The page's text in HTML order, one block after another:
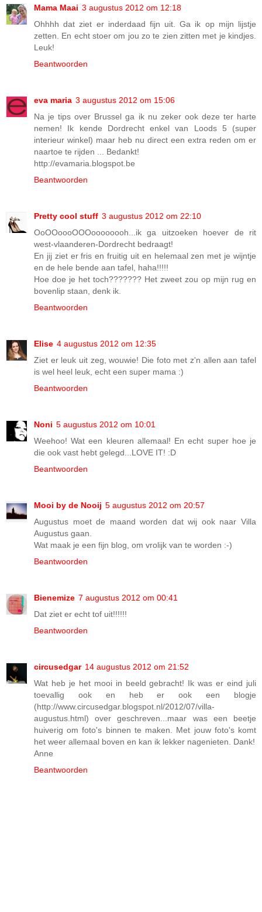
Mama Maai 3 augustus 2012 om 12:18
Ohhhh dat ziet er inderdaad fijn uit. Ga ik op mijn lijstje
zetten. En echt stoer om jou zo te zien zitten met je kindjes.
Leuk!
Beantwoorden
eva maria 3 augustus 2012 om 15:06
Na je tips over Brussel ga ik nu zeker ook deze ter harte
nemen! Ik kende Dordrecht enkel van Loods 5 (super
interieur winkel) maar heb nu direct een extra reden om er
naartoe te rijden ... Bedankt!
http://evamaria.blogspot.be
Beantwoorden
Pretty cool stuff 3 augustus 2012 om 22:10
OoOOoooOOOoooooooh...ik ga uitzoeken hoever de rit
west-vlaanderen-Dordrecht bedraagt!
En jij ziet er fris en fruitig uit en helemaal zen met je wijntje
en de hele bende aan tafel, haha!!!!!
Hoe doe je het toch??????? Het zweet zou op mijn rug en
bovenlip staan, denk ik.
Beantwoorden
Elise 4 augustus 2012 om 12:35
Ziet er leuk uit zeg, wouwie! Die foto met z'n allen aan tafel
is wel heel leuk, echt een super mama :)
Beantwoorden
Noni 5 augustus 2012 om 10:01
Weehoo! Wat een kleuren allemaal! En echt super hoe je
die ook vast hebt gelegd...LOVE IT! :D
Beantwoorden
Mooi by de Nooij 5 augustus 2012 om 20:57
Augustus moet de maand worden dat wij ook naar Villa
Augustus gaan.
Wat maak je een fijn blog, om vrolijk van te worden :-)
Beantwoorden
Bienemize 7 augustus 2012 om 00:41
Dat ziet er echt tof uit!!!!!!
Beantwoorden
circusedgar 14 augustus 2012 om 21:52
Wat heb je het mooi in beeld gebracht! Ik was er eind juli
toevallig ook en heb er ook een blogje
(http://www.circusedgar.blogspot.nl/2012/07/villa-
augustus.html) over geschreven...maar was een beetje
huiverig om foto's binnen te maken. Met jouw foto's komt
het weer allemaal boven en kan ik lekker nagenieten. Dank!
Anne
Beantwoorden